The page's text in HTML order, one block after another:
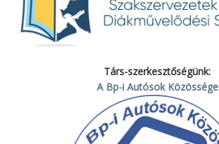
Társ-szerkesztőségünk:
A Bp-i Autósok Közössége